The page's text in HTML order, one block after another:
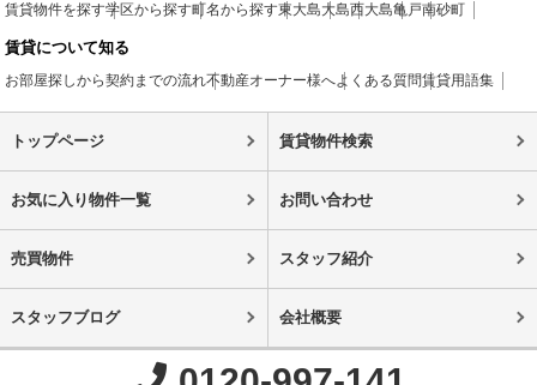
賃貸物件を探す学区から探す町名から探す東大島大島西大島亀戸南砂町
賃貸について知る
お部屋探しから契約までの流れ不動産オーナー様へよくある質問賃貸用語集
トップページ 賃貸物件検索
お気に入り物件一覧 お問い合わせ
売買物件 スタッフ紹介
スタッフブログ 会社概要